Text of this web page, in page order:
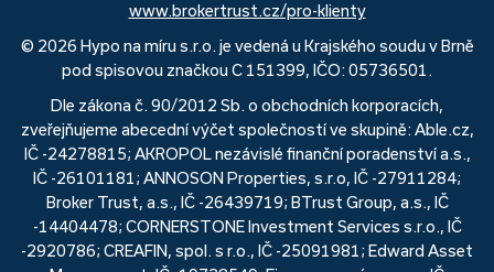
www.brokertrust.cz/pro-klienty
© 2026 Hypo na míru s.r.o. je vedená u Krajského soudu v Brně
pod spisovou značkou C 151399, IČO: 05736501.
Dle zákona č. 90/2012 Sb. o obchodních korporacích,
zveřejňujeme abecední výčet společností ve skupině: Able.cz,
IČ -24278815; AKROPOL nezávislé finanční poradenství a.s.,
IČ -26101181; ANNOSON Properties, s.r.o, IČ -27911284;
Broker Trust, a.s., IČ -26439719; BTrust Group, a.s., IČ
-14404478; CORNERSTONE Investment Services s.r.o., IČ
-2920786; CREAFIN, spol. s r.o., IČ -25091981; Edward Asset